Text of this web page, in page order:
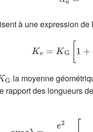
à une expression de
G[
la moyenne
rapport des longueurs
21 e2